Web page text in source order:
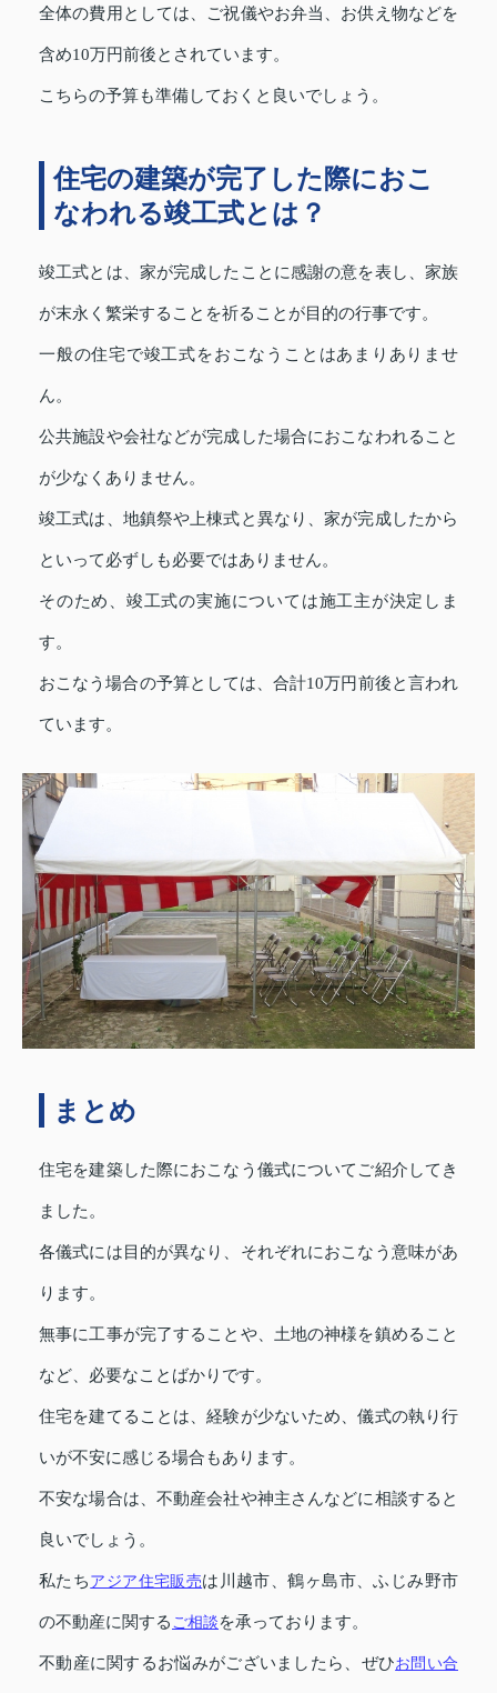
全体の費用としては、ご祝儀やお弁当、お供え物などを
含め10万円前後とされています。
こちらの予算も準備しておくと良いでしょう。
住宅の建築が完了した際におこ
なわれる竣工式とは？
竣工式とは、家が完成したことに感謝の意を表し、家族
が末永く繁栄することを祈ることが目的の行事です。
一般の住宅で竣工式をおこなうことはあまりありませ
ん。
公共施設や会社などが完成した場合におこなわれること
が少なくありません。
竣工式は、地鎮祭や上棟式と異なり、家が完成したから
といって必ずしも必要ではありません。
そのため、竣工式の実施については施工主が決定しま
す。
おこなう場合の予算としては、合計10万円前後と言われ
ています。
まとめ
住宅を建築した際におこなう儀式についてご紹介してき
ました。
各儀式には目的が異なり、それぞれにおこなう意味があ
ります。
無事に工事が完了することや、土地の神様を鎮めること
など、必要なことばかりです。
住宅を建てることは、経験が少ないため、儀式の執り行
いが不安に感じる場合もあります。
不安な場合は、不動産会社や神主さんなどに相談すると
良いでしょう。
私たちアジア住宅販売は川越市、鶴ヶ島市、ふじみ野市
の不動産に関する ご相談を承っております。
不動産に関するお悩みがございましたら、ぜひお問い合